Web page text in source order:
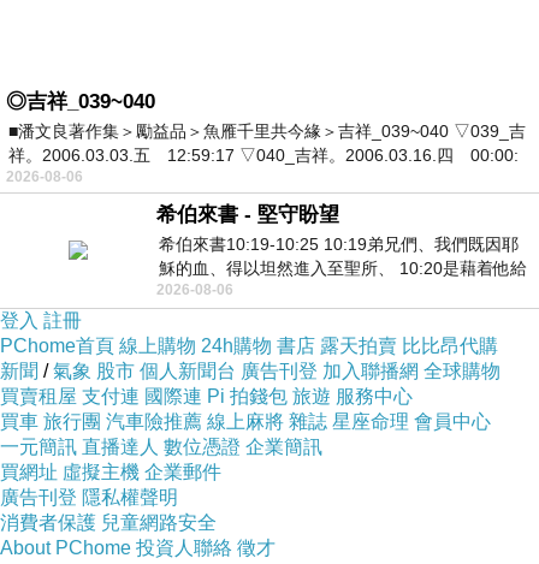
◎吉祥_039~040
■潘文良著作集＞勵益品＞魚雁千里共今緣＞吉祥_039~040 ▽039_吉
祥。2006.03.03.五 12:59:17 ▽040_吉祥。2006.03.16.四 00:00:
2026-08-06
希伯來書 - 堅守盼望
希伯來書10:19-10:25 10:19弟兄們、我們既因耶
穌的血、得以坦然進入至聖所、 10:20是藉着他給
我們開了一條又新又活的路從幔子經過
2026-08-06
登入 註冊
PChome首頁 線上購物 24h購物 書店 露天拍賣 比比昂代購
新聞 /氣象 股市 個人新聞台 廣告刊登 加入聯播網 全球購物
買賣租屋 支付連 國際連 Pi 拍錢包 旅遊 服務中心
買車 旅行團 汽車險推薦 線上麻將 雜誌 星座命理 會員中心
一元簡訊 直播達人 數位憑證 企業簡訊
買網址 虛擬主機 企業郵件
廣告刊登 隱私權聲明
消費者保護 兒童網路安全
About PChome 投資人聯絡 徵才